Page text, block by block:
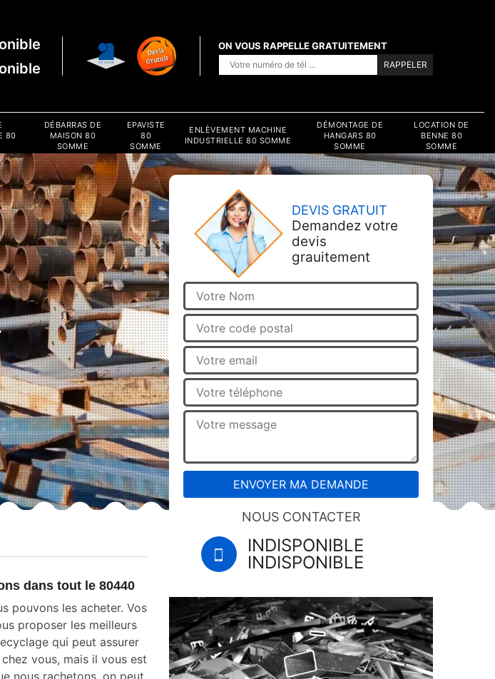
ON VOUS RAPPELLE GRATUITEMENT
80
DÉBARRAS DE
MAISON 80
SOMME
EPAVISTE
80
SOMME
ENLÈVEMENT MACHINE
INDUSTRIELLE 80 SOMME
DÉMONTAGE DE
HANGARS 80
SOMME
LOCATION DE
BENNE 80
SOMME
dans tout le 80440
pouvons les acheter. Vos
proposer les meilleurs
qui peut assurer
vous, mais il vous est
nous rachetons, on peut
DEVIS GRATUIT
Demandez votre
devis
grauitement
NOUS CONTACTER
INDISPONIBLE
INDISPONIBLE